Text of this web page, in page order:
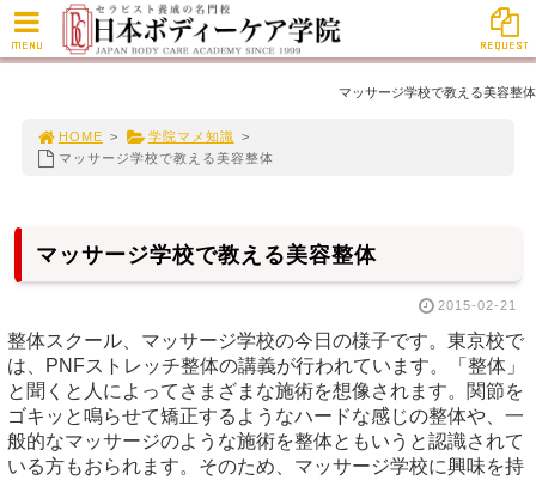
マッサージ学校で教える美容整体
HOME > 学院マメ知識
>
マッサージ学校で教える美容整体
マッサージ学校で教える美容整体
2015-02-21
整体スクール、マッサージ学校の今日の様子です。東京校で
は、PNFストレッチ整体の講義が行われています。「整体」
と聞くと人によってさまざまな施術を想像されます。関節を
ゴキッと鳴らせて矯正するようなハードな感じの整体や、一
般的なマッサージのような施術を整体ともいうと認識されて
いる方もおられます。そのため、マッサージ学校に興味を持
MENU REQUEST